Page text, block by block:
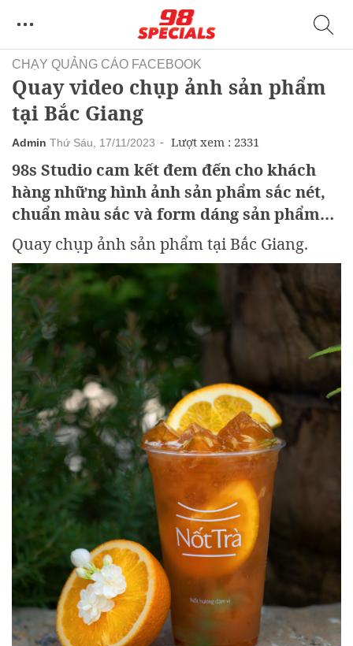
CHẠY QUẢNG CÁO FACEBOOK
Quay video chụp ảnh sản phẩm
tại Bắc Giang
Admin Thứ Sáu, 17/11/2023 Lượt xem : 2331
98s Studio cam kết đem đến cho khách
hàng những hình ảnh sản phẩm sắc nét,
chuẩn màu sắc và form dáng sản phẩm
nhất.
Quay chụp ảnh sản phẩm tại Bắc Giang.